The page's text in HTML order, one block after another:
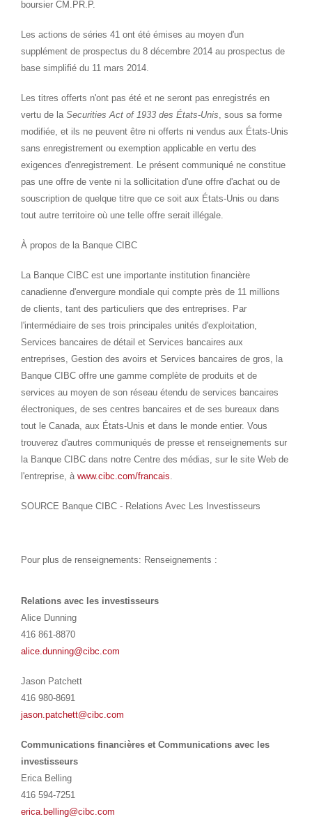
boursier CM.PR.P.
Les actions de séries 41 ont été émises au moyen d'un
supplément de prospectus du 8 décembre 2014 au prospectus de
base simplifié du 11 mars 2014.
Les titres offerts n'ont pas été et ne seront pas enregistrés en
vertu de laSecurities Act of 1933 des États-Unis, sous sa forme
modifiée, et ils ne peuvent être ni offerts ni vendus aux États-Unis
sans enregistrement ou exemption applicable en vertu des
exigences d'enregistrement. Le présent communiqué ne constitue
pas une offre de vente ni la sollicitation d'une offre d'achat ou de
souscription de quelque titre que ce soit aux États-Unis ou dans
tout autre territoire où une telle offre serait illégale.
À propos de la Banque CIBC
La Banque CIBC est une importante institution financière
canadienne d'envergure mondiale qui compte près de 11 millions
de clients, tant des particuliers que des entreprises. Par
l'intermédiaire de ses trois principales unités d'exploitation,
Services bancaires de détail et Services bancaires aux
entreprises, Gestion des avoirs et Services bancaires de gros, la
Banque CIBC offre une gamme complète de produits et de
services au moyen de son réseau étendu de services bancaires
électroniques, de ses centres bancaires et de ses bureaux dans
tout leCanada, aux États-Unis et dans le monde entier. Vous
trouverez d'autres communiqués de presse et renseignements sur
la Banque CIBC dans notre Centre des médias, sur le site Web de
l'entreprise, àwww.cibc.com/francais.
SOURCE Banque CIBC - Relations Avec Les Investisseurs
Pour plus de renseignements: Renseignements :
Relations avec les investisseurs
Alice Dunning
416 861-8870
alice.dunning@cibc.com
Jason Patchett
416 980-8691
jason.patchett@cibc.com
Communications financières et Communications avec les
investisseurs
Erica Belling
416 594-7251
erica.belling@cibc.com